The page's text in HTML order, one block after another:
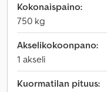
Kokonaispaino:
750 kg
Akselikokoonpano:
1 akseli
Kuormatilan pituus: